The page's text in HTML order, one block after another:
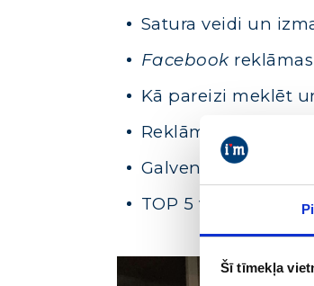
Šī tīmekļa
Satura veidi un
Facebook
Kā pareizi meklēt
Reklāmas
Galvenie rādītāji,
TOP 5 visbiežāk